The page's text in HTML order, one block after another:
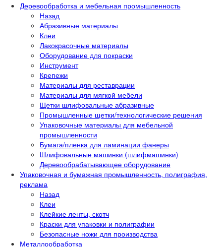
Деревообработка и мебельная промышленность
Назад
Абразивные материалы
Клеи
Лакокрасочные материалы
Оборудование для покраски
Инструмент
Крепежи
Материалы для реставрации
Материалы для мягкой мебели
Щетки шлифовальные абразивные
Промышленные щетки/технологические решения
Упаковочные материалы для мебельной
промышленности
Бумага/пленка для ламинации фанеры
Шлифовальные машинки (шлифмашинки)
Деревообрабатывающее оборудование
Упаковочная и бумажная промышленность, полиграфия,
реклама
Назад
Клеи
Клейкие ленты, скотч
Краски для упаковки и полиграфии
Безопасные ножи для производства
Металлообработка